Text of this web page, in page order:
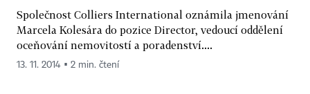
Společnost Colliers International oznámila jmenování
Marcela Kolesára do pozice Director, vedoucí oddělení
oceňování nemovitostí a poradenství....
13. 11. 2014 ▪ 2 min. čtení